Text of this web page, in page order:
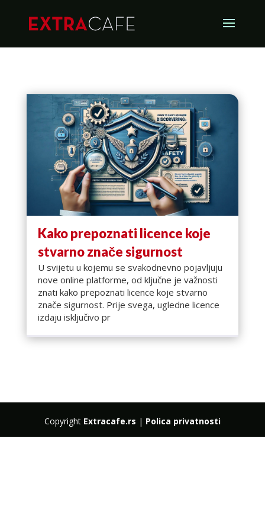
Kako prepoznati licence koje
stvarno znače sigurnost
U svijetu u kojemu se svakodnevno pojavljuju
nove online platforme, od ključne je važnosti
znati kako prepoznati licence koje stvarno
znače sigurnost. Prije svega, ugledne licence
izdaju isključivo pr
Copyright Extracafe.rs | Polica privatnosti